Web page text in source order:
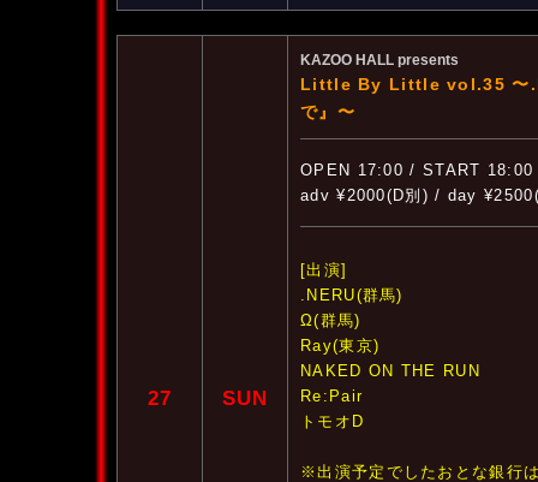
27 SUN
KAZOO HALL presents
Little By Little vol.35 〜
で』〜
OPEN 17:00 / START 18:00
adv ¥2000(D別) / day
[出演]
.NERU(群馬)
Ω(群馬)
Ray(東京)
NAKED ON THE RUN
Re:Pair
トモオD
※出演予定でしたおとな銀行